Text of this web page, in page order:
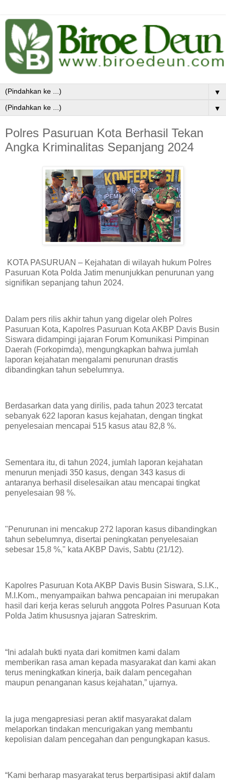
▼
▼
Polres Pasuruan Kota Berhasil Tekan
Angka Kriminalitas Sepanjang 2024
KOTA PASURUAN – Kejahatan di wilayah hukum Polres
Pasuruan Kota Polda Jatim menunjukkan penurunan yang
signifikan sepanjang tahun 2024.
Dalam pers rilis akhir tahun yang digelar oleh Polres
Pasuruan Kota, Kapolres Pasuruan Kota AKBP Davis Busin
Siswara didampingi jajaran Forum Komunikasi Pimpinan
Daerah (Forkopimda), mengungkapkan bahwa jumlah
laporan kejahatan mengalami penurunan drastis
dibandingkan tahun sebelumnya.
Berdasarkan data yang dirilis, pada tahun 2023 tercatat
sebanyak 622 laporan kasus kejahatan, dengan tingkat
penyelesaian mencapai 515 kasus atau 82,8 %.
Sementara itu, di tahun 2024, jumlah laporan kejahatan
menurun menjadi 350 kasus, dengan 343 kasus di
antaranya berhasil diselesaikan atau mencapai tingkat
penyelesaian 98 %.
"Penurunan ini mencakup 272 laporan kasus dibandingkan
tahun sebelumnya, disertai peningkatan penyelesaian
sebesar 15,8 %," kata AKBP Davis, Sabtu (21/12).
Kapolres Pasuruan Kota AKBP Davis Busin Siswara, S.I.K.,
M.I.Kom., menyampaikan bahwa pencapaian ini merupakan
hasil dari kerja keras seluruh anggota Polres Pasuruan Kota
Polda Jatim khususnya jajaran Satreskrim.
“Ini adalah bukti nyata dari komitmen kami dalam
memberikan rasa aman kepada masyarakat dan kami akan
terus meningkatkan kinerja, baik dalam pencegahan
maupun penanganan kasus kejahatan,” ujarnya.
Ia juga mengapresiasi peran aktif masyarakat dalam
melaporkan tindakan mencurigakan yang membantu
kepolisian dalam pencegahan dan pengungkapan kasus.
“Kami berharap masyarakat terus berpartisipasi aktif dalam